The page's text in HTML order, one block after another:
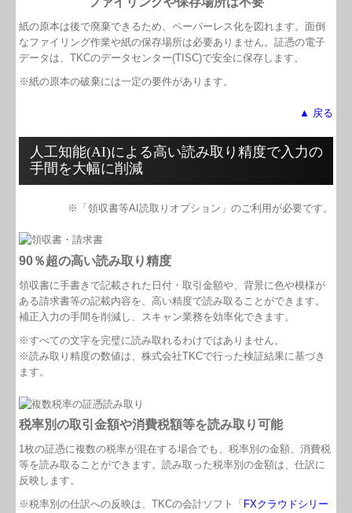
紙の原本は後で廃棄できるため、ペーパーレス化を図れます。面倒
なファイリング作業や紙の保存場所は必要ありません。証憑の電子
データは、TKCのデータセンター(TISC)で安全に保存します。
※紙の原本の破棄には一定の要件があります。
▲ 戻る
人工知能(AI)による高い読み取り精度で入力の
手間を大幅に削減
※「領収書等AI読取りオプション」のご利用が必要です。
90％超の高い読み取り精度
領収書に手書きで記載された日付・取引金額や、背景に色や模様が
ある請求書等の記載内容を、高い精度で読み取ることができます。
補正入力の手間を削減し、スキャン業務を効率化できます。
※すべての⽂字を完璧に読み取れるわけではありません。
※読み取り精度の数値は、株式会社TKCで⾏った検証結果に基づき
ます。
税率別の取引金額や消費税額等を読み取り可能
1枚の証憑に複数の税率が混在する場合でも、税率別の金額、消費税
等を読み取ることができます。読み取った税率別の金額は、仕訳に
反映します。
※税率別の仕訳への反映は、TKCの会計ソフト「 FXクラウドシリー